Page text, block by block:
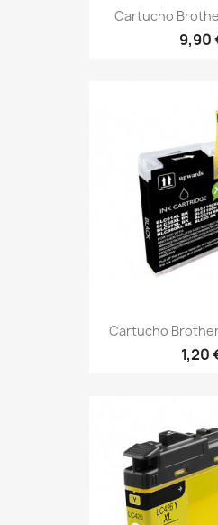
Cartucho
9,90
Cartucho Brother
1,20